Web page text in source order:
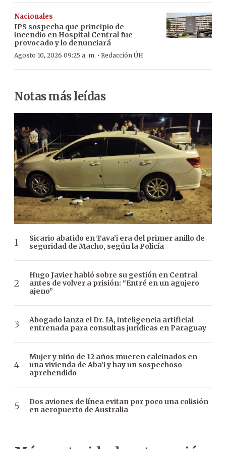
Nacionales
IPS sospecha que principio de
incendio en Hospital Central fue
provocado y lo denunciará
Agosto 10, 2026 09:25 a. m. · Redacción ÚH
Notas más leídas
Sicario abatido en Tava’i era del primer anillo de
seguridad de Macho, según la Policía
Hugo Javier habló sobre su gestión en Central
antes de volver a prisión: “Entré en un agujero
ajeno”
Abogado lanza el Dr. IA, inteligencia artificial
entrenada para consultas jurídicas en Paraguay
Mujer y niño de 12 años mueren calcinados en
una vivienda de Aba’i y hay un sospechoso
aprehendido
Dos aviones de línea evitan por poco una colisión
en aeropuerto de Australia